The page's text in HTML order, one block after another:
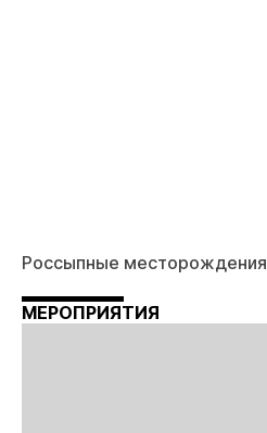
Россыпные месторождения
МЕРОПРИЯТИЯ